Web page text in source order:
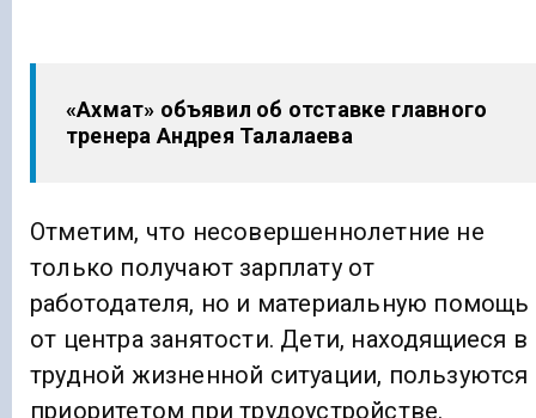
«Ахмат» объявил об отставке главного
тренера Андрея Талалаева
Отметим, что несовершеннолетние не
только получают зарплату от
работодателя, но и материальную помощь
от центра занятости. Дети, находящиеся в
трудной жизненной ситуации, пользуются
приоритетом при трудоустройстве.